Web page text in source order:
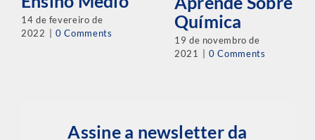
14 de fevereiro de
2022 | 0 Comments
Química
19 de novembro de
2021
| 0 Comments
Assine a newsletter da